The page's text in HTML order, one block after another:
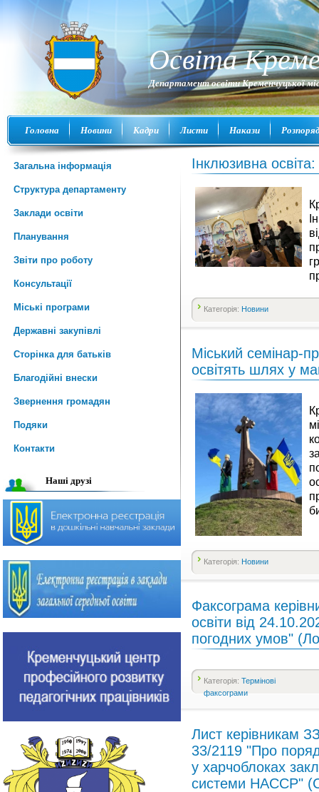
Освіта
Департамент освіти Кременчуцької
Головна Новини Кадри Листи Накази
Загальна інформація
Структура департаменту
Заклади освіти
Планування
Звіти про роботу
Консультації
Міські програми
Державні закупівлі
Сторінка для батьків
Благодійні внески
Звернення громадян
Подяки
Контакти
Наші друзі
Інклюзивна
Категорія: Новини
Міський семінар-
освітять шлях у
Категорія: Новини
Факсограма
освіти від
погодних умов"
Категорія: Термінові
факсограми
Лист керівникам
33/2119 "Про
у харчоблоках
системи НАССР"